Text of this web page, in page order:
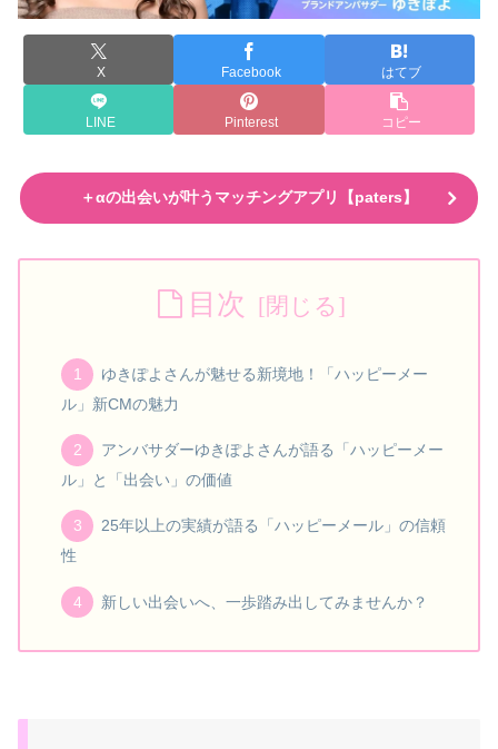
X Facebook はてブ
LINE Pinterest コピー
＋αの出会いが叶うマッチングアプリ【paters】
目次
ゆきぽよさんが魅せる新境地！「ハッピーメー
ル」新CMの魅力
アンバサダーゆきぽよさんが語る「ハッピーメー
ル」と「出会い」の価値
25年以上の実績が語る「ハッピーメール」の信頼
性
新しい出会いへ、一歩踏み出してみませんか？